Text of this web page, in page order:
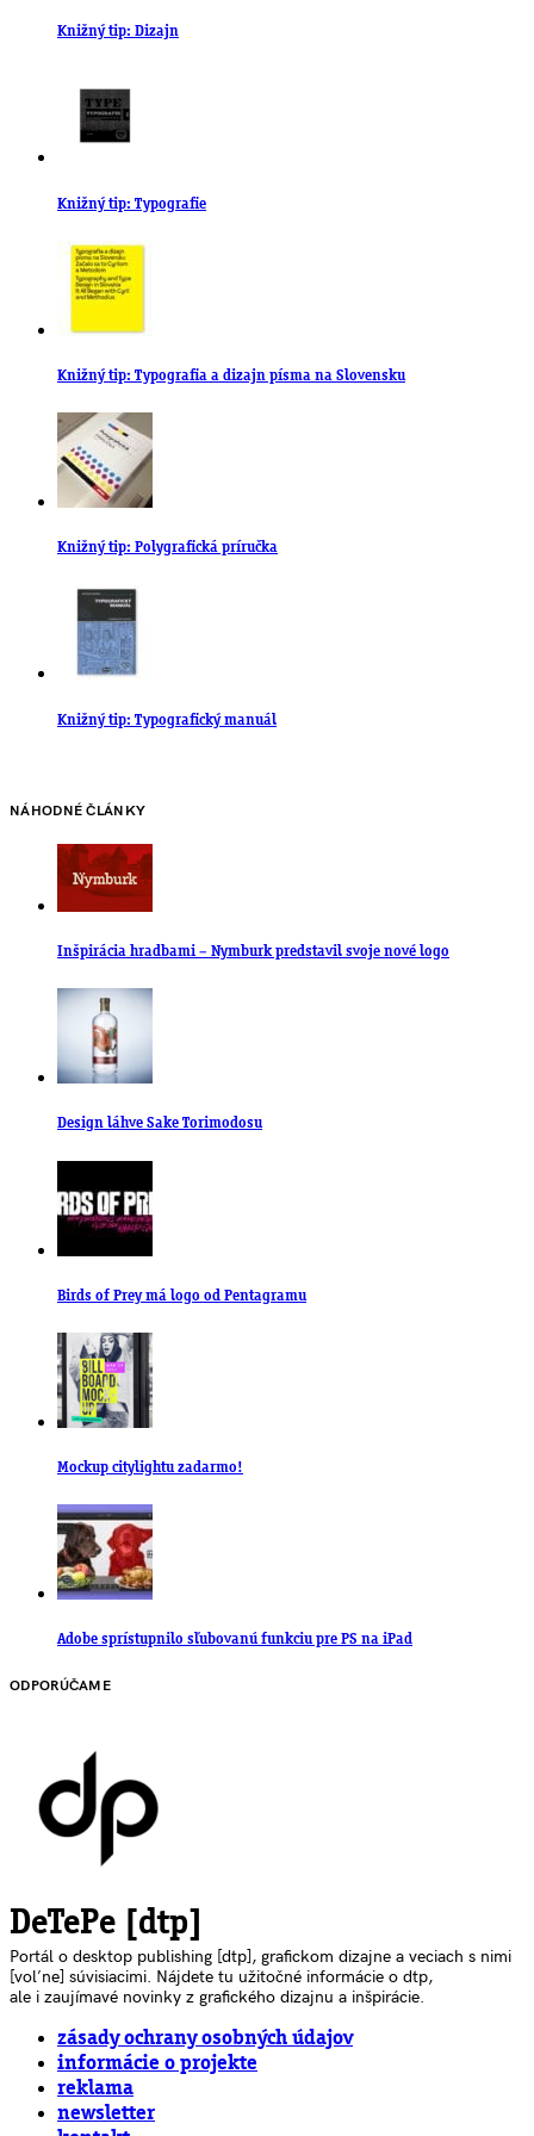
Knižný tip: Dizajn
Knižný tip: Typografie
Knižný tip: Typografia a dizajn písma na Slovensku
Knižný tip: Polygrafická príručka
Knižný tip: Typografický manuál
NÁHODNÉ ČLÁNKY
Inšpirácia hradbami – Nymburk predstavil svoje nové logo
Design láhve Sake Torimodosu
Birds of Prey má logo od Pentagramu
Mockup citylightu zadarmo!
Adobe sprístupnilo sľubovanú funkciu pre PS na iPad
ODPORÚČAME
DeTePe [dtp]
Portál o desktop publishing [dtp], grafickom dizajne a veciach s nimi
[voľne] súvisiacimi. Nájdete tu užitočné informácie o dtp,
ale i zaujímavé novinky z grafického dizajnu a inšpirácie.
zásady ochrany osobných údajov
informácie o projekte
reklama
newsletter